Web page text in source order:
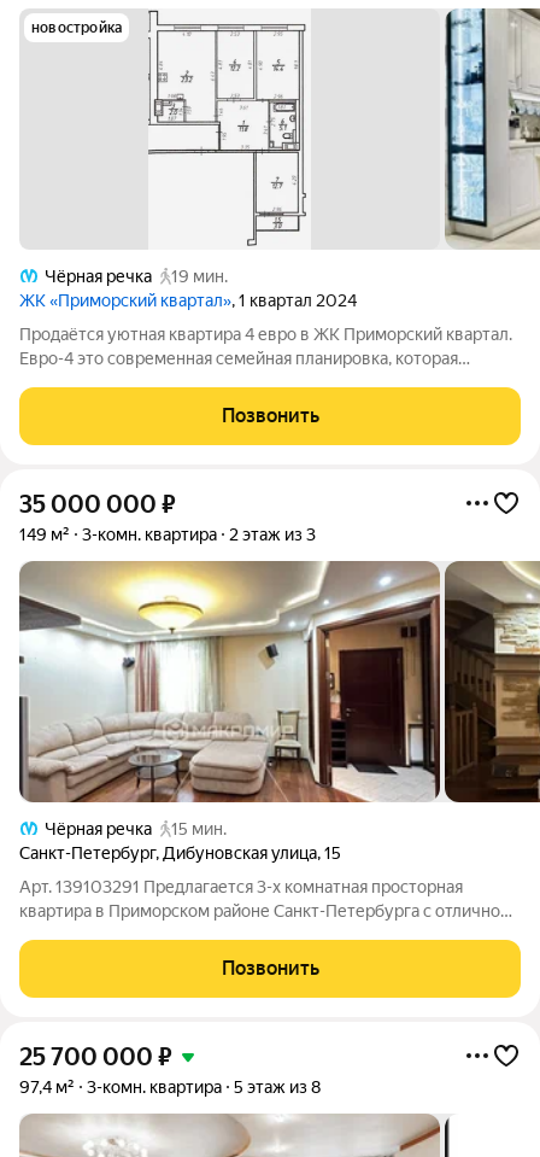
новостройка
Чёрная речка
19 мин.
ЖК «Приморский квартал», 1 квартал 2024
Продаётся уютная квартира 4 евро в ЖК Приморский квартал.
Евро-4 это современная семейная планировка, которая
гостиной. Квартира общей площадью 84,4 м, включая
полезную площадь 81,4 м и лоджию.
Позвонить
35 000 000 ₽
149 м² 3-комн. квартира 2 этаж из 3
Чёрная речка
15 мин.
Санкт-Петербург, Дибуновская улица,15
Арт. 139103291 Предлагается 3-х комнатная просторная
квартира в Приморском районе Санкт-Петербурга с отличной
доме на ул. Дибуновская д. 15. Толщина стен дома 80 см.
Квартира включает 3 этажа:
Позвонить
25 700 000 ₽
97,4 м² 3-комн. квартира 5 этаж из 8